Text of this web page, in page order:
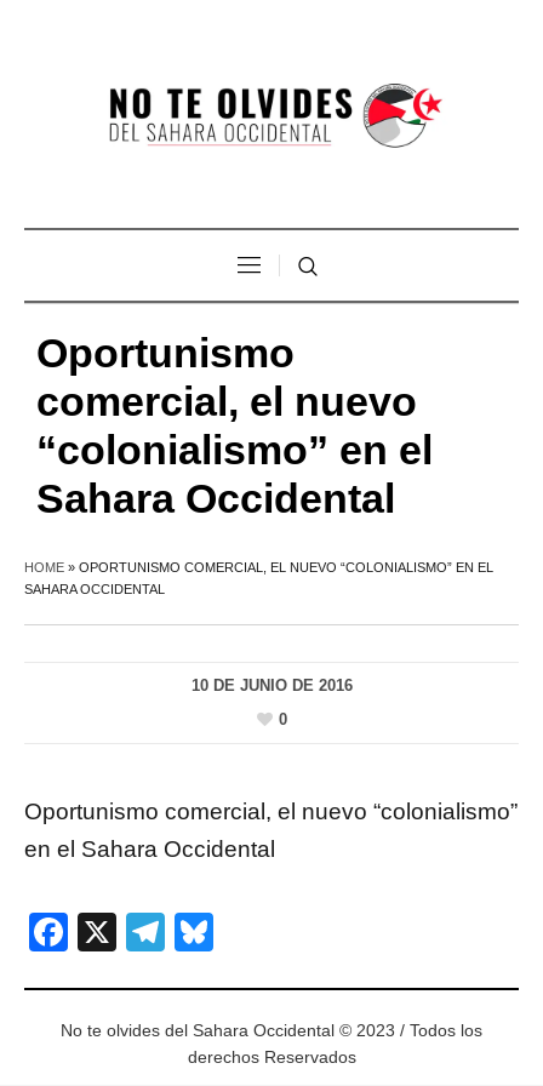
Oportunismo
comercial, el nuevo
“colonialismo” en el
Sahara Occidental
HOME » OPORTUNISMO COMERCIAL, EL NUEVO “COLONIALISMO” EN EL
SAHARA OCCIDENTAL
10 DE JUNIO DE 2016
0
Oportunismo comercial, el nuevo “colonialismo”
en el Sahara Occidental
Facebook
X Telegram
No te olvides del Sahara Occidental © 2023 / Todos los
derechos Reservados